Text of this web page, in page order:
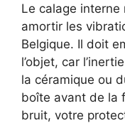
Le calage
amortir les
Belgique. Il doit
l’objet, car
la céramique ou
boîte avant de la
bruit, votre